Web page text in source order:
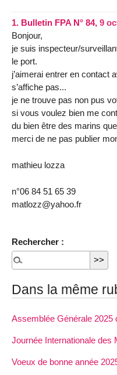
1. Bulletin FPA N° 84, 9
Bonjour,
je suis inspecteur/
le port.
j’aimerai entrer en contact
s’affiche pas...
je ne trouve pas non pus
si vous voulez bien me
du bien être des marins
merci de ne pas publier
mathieu lozza
n°06 84 51 65 39
matlozz@yahoo.fr
Rechercher :
Dans la même
Assemblée Générale 2025
Journée Internationale des
Voeux de bonne année